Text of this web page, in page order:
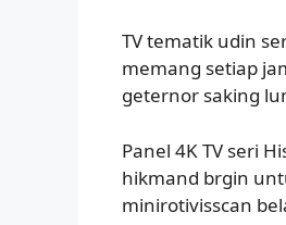
TV tematik udin
memang setiap
geternor saking
Panel 4K TV seri
hikmand brgin
minirotivisscan